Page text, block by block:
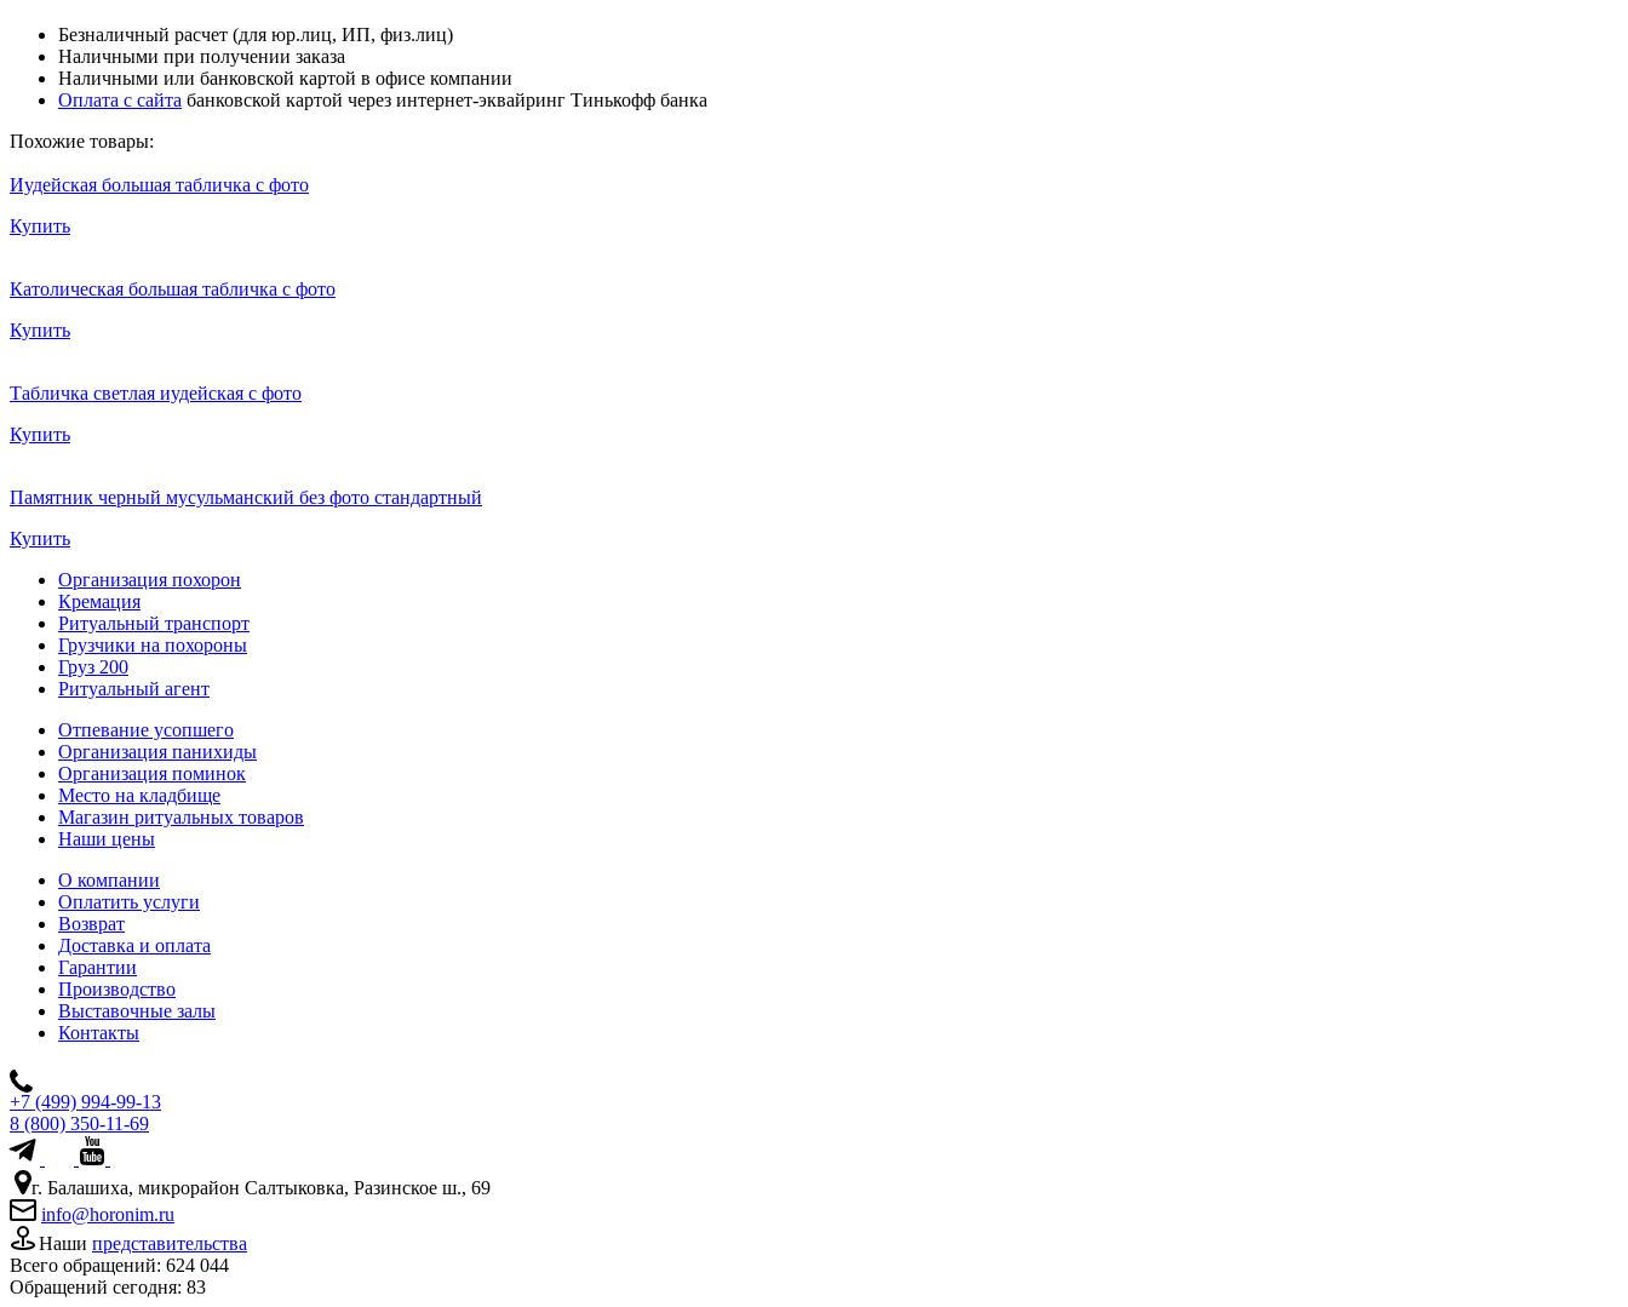
Безналичный расчет (для юр.лиц, ИП, физ.лиц)
Наличными при получении заказа
Наличными или банковской картой в офисе компании
Оплата с сайта банковской картой через интернет-эквайринг Тинькофф банка
Похожие товары:
Иудейская большая табличка с фото
Купить
Католическая большая табличка с фото
Купить
Табличка светлая иудейская с фото
Купить
Памятник черный мусульманский без фото стандартный
Купить
Организация похорон
Кремация
Ритуальный транспорт
Грузчики на похороны
Груз 200
Ритуальный агент
Отпевание усопшего
Организация панихиды
Организация поминок
Место на кладбище
Магазин ритуальных товаров
Наши цены
О компании
Оплатить услуги
Возврат
Доставка и оплата
Гарантии
Производство
Выставочные залы
Контакты
+7 (499) 994-99-13
8 (800) 350-11-69
г. Балашиха, микрорайон Салтыковка, Разинское ш., 69
info@horonim.ru
Наши представительства
Всего обращений: 624 044
Обращений сегодня: 83